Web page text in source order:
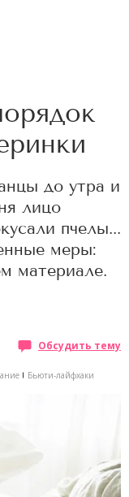
до утра и
лицо
пчелы...
меры:
материале.
Обсудить тему
Бьюти-лайфхаки